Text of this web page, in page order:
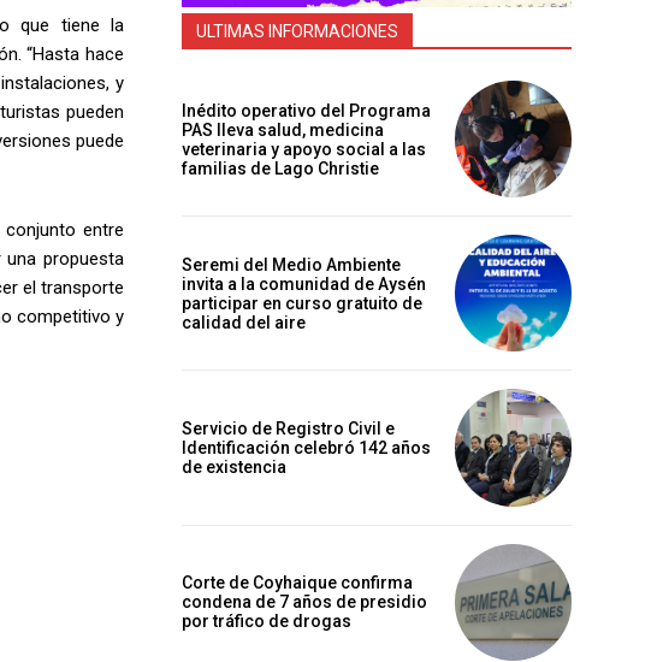
que tiene la
“Hasta hace
y
pueden
puede
entre
una propuesta
el transporte
competitivo y
ULTIMAS INFORMACIONES
Inédito operativo del Programa
PAS lleva salud, medicina
veterinaria y apoyo social a las
familias de Lago Christie
Seremi del Medio Ambiente
invita a la comunidad de Aysén
participar en curso gratuito de
calidad del aire
Servicio de Registro Civil e
Identificación celebró 142 años
de existencia
Corte de Coyhaique confirma
condena de 7 años de presidio
por tráfico de drogas